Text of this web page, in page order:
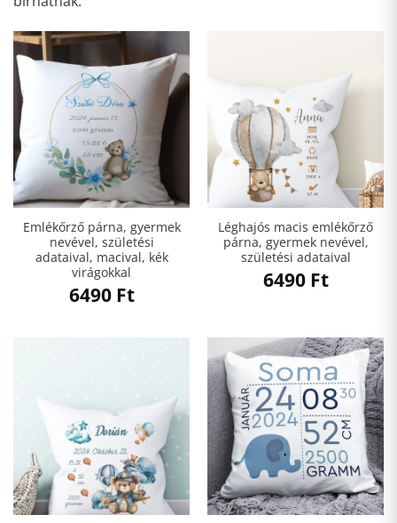
Emlékőrző párna, gyermek
nevével, születési
adataival, macival, kék
virágokkal
6490 Ft
Léghajós macis emlékőrző
párna, gyermek nevével,
születési adataival
6490 Ft